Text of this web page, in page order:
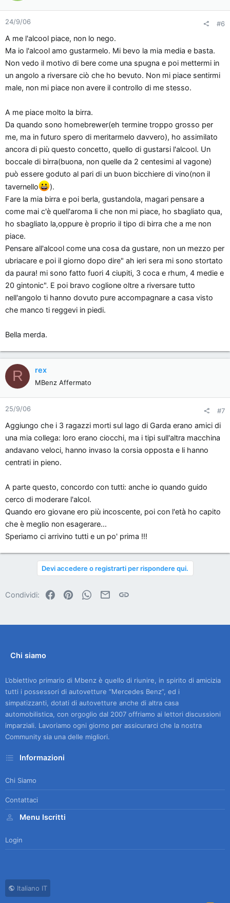
24/9/06 #6
A me l'alcool piace, non lo nego.
Ma io l'alcool amo gustarmelo. Mi bevo la mia media e basta.
Non vedo il motivo di bere come una spugna e poi mettermi in
un angolo a riversare ciò che ho bevuto. Non mi piace sentirmi
male, non mi piace non avere il controllo di me stesso.
A me piace molto la birra.
Da quando sono homebrewer(eh termine troppo grosso per
me, ma in futuro spero di meritarmelo davvero), ho assimilato
ancora di più questo concetto, quello di gustarsi l'alcool. Un
boccale di birra(buona, non quelle da 2 centesimi al vagone)
può essere goduto al pari di un buon bicchiere di vino(non il
tavernello
).
Fare la mia birra e poi berla, gustandola, magari pensare a
come mai c'è quell'aroma li che non mi piace, ho sbagliato qua,
ho sbagliato la,oppure è proprio il tipo di birra che a me non
piace.
Pensare all'alcool come una cosa da gustare, non un mezzo per
ubriacare e poi il giorno dopo dire" ah ieri sera mi sono stortato
da paura! mi sono fatto fuori 4 ciupiti, 3 coca e rhum, 4 medie e
20 gintonic". E poi bravo coglione oltre a riversare tutto
nell'angolo ti hanno dovuto pure accompagnare a casa visto
che manco ti reggevi in piedi.
Bella merda.
R rex
MBenz Affermato
25/9/06 #7
Aggiungo che i 3 ragazzi morti sul lago di Garda erano amici di
una mia collega: loro erano ciocchi, ma i tipi sull'altra macchina
andavano veloci, hanno invaso la corsia opposta e li hanno
centrati in pieno.
A parte questo, concordo con tutti: anche io quando guido
cerco di moderare l'alcol.
Quando ero giovane ero più incoscente, poi con l'età ho capito
che è meglio non esagerare...
Speriamo ci arrivino tutti e un po' prima !!!
Devi accedere o registrarti per rispondere qui.
Condividi: FacebookPinterestWhatsApp
Email
Chi siamo
L’obiettivo primario di Mbenz è quello di riunire, in spirito di amicizia
tutti i possessori di autovetture “Mercedes Benz”, ed i
simpatizzanti, dotati di autovetture anche di altra casa
automobilistica, con orgoglio dal 2007 offriamo ai lettori discussioni
imparziali. Lavoriamo ogni giorno per assicurarci che la nostra
Community sia una delle migliori.
Informazioni
Chi Siamo
Contattaci
Menu Iscritti
Login
Italiano IT